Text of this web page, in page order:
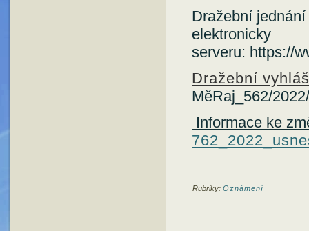
Dražební
serveru: https://
Dražební
MěRaj_562/
Informace ke
Rubriky: Oznámení